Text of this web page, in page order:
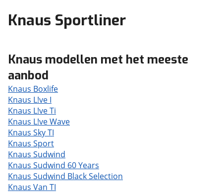
Knaus Sportliner
Knaus modellen met het meeste
aanbod
Knaus Boxlife
Knaus L!ve I
Knaus L!ve Ti
Knaus L!ve Wave
Knaus Sky TI
Knaus Sport
Knaus Sudwind
Knaus Sudwind 60 Years
Knaus Sudwind Black Selection
Knaus Van TI